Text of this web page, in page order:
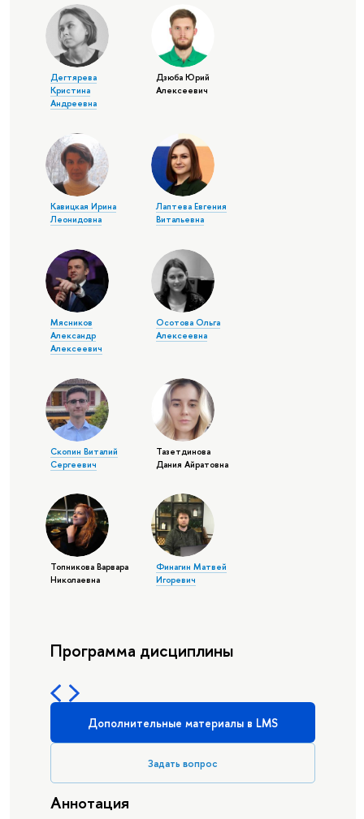
Дегтярева
Кристина
Андреевна
Дзюба Юрий
Алексеевич
Кавицкая Ирина
Леонидовна
Лаптева Евгения
Витальевна
Мясников
Александр
Алексеевич
Осотова Ольга
Алексеевна
Скопин Виталий
Сергеевич
Тазетдинова
Дания Айратовна
Топникова Варвара
Николаевна
Финагин Матвей
Игоревич
Программа дисциплины
Дополнительные материалы в LMS
Задать вопрос
Аннотация